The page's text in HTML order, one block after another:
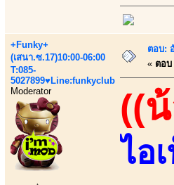
+Funky+
(เสนา.ซ.17)10:00-06:00
T:085-
5027899♥Line:funkyclub
Moderator
ตอบ:
« ตอบ
((
ไอ